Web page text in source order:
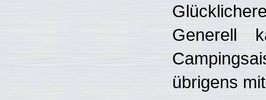
Generell
übrigens